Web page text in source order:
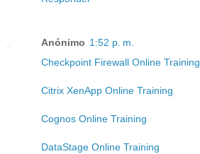
Anónimo 1:52 p. m.
Checkpoint Firewall Online Training
Citrix XenApp Online Training
Cognos Online Training
DataStage Online Training